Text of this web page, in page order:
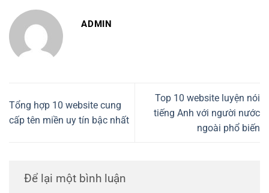
ADMIN
Tổng hợp 10 website cung
cấp tên miền uy tín bậc nhất
Top 10 website luyện nói
tiếng Anh với người nước
ngoài phổ biến
Để lại một bình luận